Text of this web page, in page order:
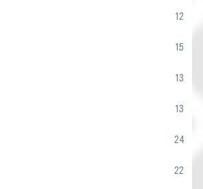
12
15
13
13
24
22